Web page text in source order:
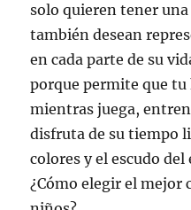
solo quieren tener
también desean
en cada parte de su
porque permite que
mientras juega,
disfruta de su tiempo
colores y el escudo del
¿Cómo elegir el mejor